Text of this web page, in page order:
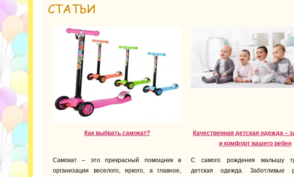
СТАТЬИ
Как выбрать самокат?
Самокат – это прекрасный помощник в
организации веселого, яркого, а главное,
Качественная детская одежда –
и комфорт вашего ребен
С самого рождения малышу
детская одежда. Заботливые